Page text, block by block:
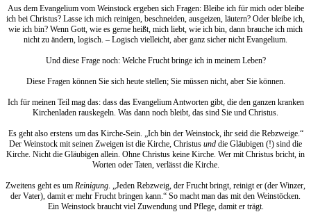
Aus dem Evangelium vom Weinstock ergeben sich Fragen: Bleibe ich für mich oder bleibe
ich bei Christus? Lasse ich mich reinigen, beschneiden, ausgeizen, läutern? Oder bleibe ich,
wie ich bin? Wenn Gott, wie es gerne heißt, mich liebt, wie ich bin, dann brauche ich mich
nicht zu ändern, logisch. – Logisch vielleicht, aber ganz sicher nicht Evangelium.
Und diese Frage noch: Welche Frucht bringe ich in meinem Leben?
Diese Fragen können Sie sich heute stellen; Sie müssen nicht, aber Sie können.
Ich für meinen Teil mag das: dass das Evangelium Antworten gibt, die den ganzen kranken
Kirchenladen rauskegeln. Was dann noch bleibt, das sind Sie und Christus.
Es geht also erstens um das Kirche-Sein. „Ich bin der Weinstock, ihr seid die Rebzweige.“
Der Weinstock mit seinen Zweigen ist die Kirche, Christus und die Gläubigen (!) sind die
Kirche. Nicht die Gläubigen allein. Ohne Christus keine Kirche. Wer mit Christus bricht, in
Worten oder Taten, verlässt die Kirche.
Zweitens geht es um Reinigung . „Jeden Rebzweig, der Frucht bringt, reinigt er (der Winzer,
der Vater), damit er mehr Frucht bringen kann.“ So macht man das mit den Weinstöcken.
Ein Weinstock braucht viel Zuwendung und Pflege, damit er trägt.